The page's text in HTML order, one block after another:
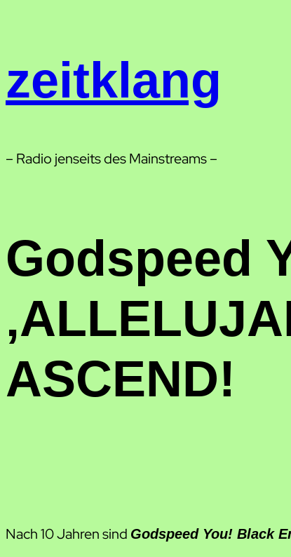
zeitklang
– Radio jenseits des Mainstreams –
Godspeed
ASCEND!
Nach 10 Jahren sind Godspeed You! Black